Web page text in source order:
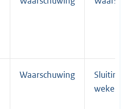
Waarschuwing
Sluiting 2
weken